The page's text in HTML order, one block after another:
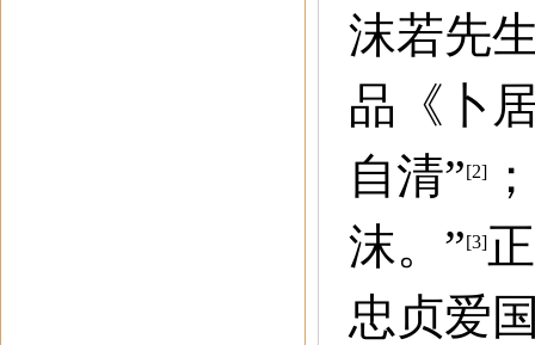
沫若先
品《卜
自清”[2]
沫。 ”[3]
忠贞爱